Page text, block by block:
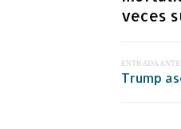
veces
ENTRADA
Trump